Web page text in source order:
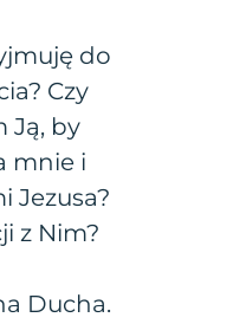
do
Czy
Ją, by
mnie i
Jezusa?
z Nim?
Ducha.